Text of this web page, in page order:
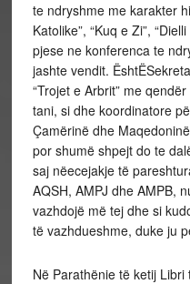
te ndryshme me karakter
Katolike”, “Kuq e Zi”,
pjese ne konferenca te
jashte vendit.
“Trojet e Arbrit” me
tani, si dhe koordinatore
Çamërinë dhe
por shumë shpejt do te
saj nëecejakje të
AQSH, AMPJ dhe AMPB,
vazhdojë më tej dhe si
të vazhdueshme, duke ju
Në Parathënie të ketij